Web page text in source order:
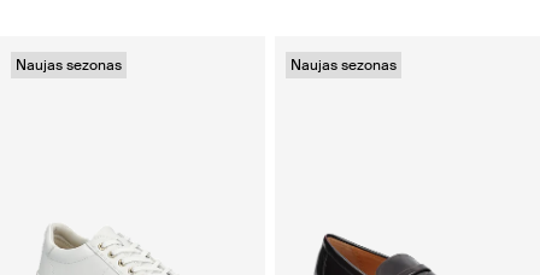
Naujas sezonas Naujas sezonas